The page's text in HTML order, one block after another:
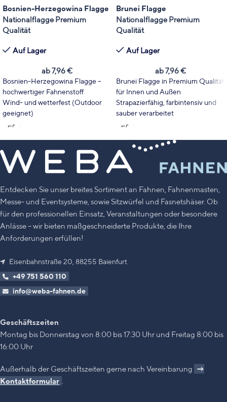
Bosnien-Herzegowina Flagge
Nationalflagge Premium
Qualität
Auf Lager
ab7,96€
Bosnien-Herzegowina Flagge –
hochwertiger Fahnenstoff
Wind- und wetterfest (Outdoor
geeignet)
Wählen Sie Fahnentyp und Größe
UV-Stabilität
Made in Germany
Brunei Flagge
Nationalflagge Premium
Qualität
Auf Lager
ab7,96€
Brunei Flagge in Premium Qualität
für Innen und Außen
Strapazierfähig, farbintensiv und
sauber verarbeitet
Wählen Sie Format und Größe
Dekoration
Leuchtende Farben mit hoher
UV-Stabilität
Entdecken Sie unser breites Sortiment an Fahnen, Fahnenmasten,
Messe- und Eventsysteme, sowie Sitzwürfel und Fasnetshäser. Ob
für den professionellen Einsatz, Veranstaltungen oder besondere
Anlässe – wir bieten maßgeschneiderte Produkte, die Ihre
Anforderungen erfüllen!
Eisenbahnstraße 20, 88255 Baienfurt
+49 751 560 110
info@weba-fahnen.de
Geschäftszeiten
Montag bis Donnerstag von 8:00 bis 17:30 Uhr und Freitag 8:00 bis
16:00 Uhr
Außerhalb der Geschäftszeiten gerne nach Vereinbarung →
Kontaktformular